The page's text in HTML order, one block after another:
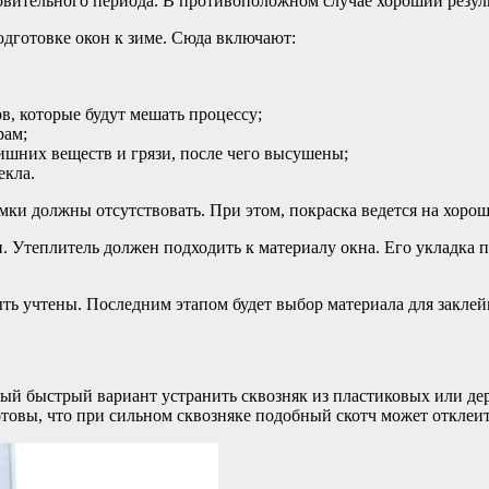
окон к зиме. Сюда включают:
которые будут мешать процессу;
веществ и грязи, после чего высушены;
должны отсутствовать. При этом, покраска ведется на
Утеплитель должен подходить к материалу окна. Его
учтены. Последним этапом будет выбор материала для
вариант устранить сквозняк из пластиковых или
что при сильном сквозняке подобный скотч может